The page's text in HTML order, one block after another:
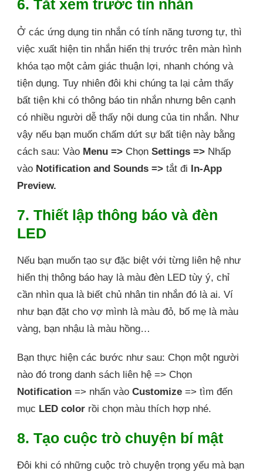
6. Tắt xem trước tin nhắn
Ở các ứng dụng tin nhắn có tính năng tương tự, thì
việc xuất hiện tin nhắn hiển thị trước trên màn hình
khóa tạo một cảm giác thuận lợi, nhanh chóng và
tiện dụng. Tuy nhiên đôi khi chúng ta lại cảm thấy
bất tiện khi có thông báo tin nhắn nhưng bên cạnh
có nhiều người dễ thấy nội dung của tin nhắn. Như
vậy nếu bạn muốn chấm dứt sự bất tiện này bằng
cách sau: Vào Menu => Chọn Settings => Nhấp
vào Notification and Sounds => tắt đi In-App
Preview.
7. Thiết lập thông báo và đèn
LED
Nếu bạn muốn tạo sự đặc biệt với từng liên hệ như
hiển thị thông báo hay là màu đèn LED tùy ý, chỉ
cần nhìn qua là biết chủ nhân tin nhắn đó là ai. Ví
như bạn đặt cho vợ mình là màu đỏ, bố mẹ là màu
vàng, bạn nhậu là màu hồng…
Bạn thực hiện các bước như sau: Chọn một người
nào đó trong danh sách liên hệ => Chọn
Notification => nhấn vào Customize => tìm đến
mục LED color rồi chọn màu thích hợp nhé.
8. Tạo cuộc trò chuyện bí mật
Đôi khi có những cuộc trò chuyện trọng yếu mà bạn